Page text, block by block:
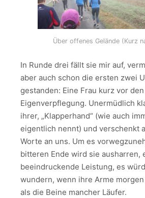
Über offenes Gelände (Kurz
In Runde drei fällt sie mir auf,
aber auch schon die ersten zwei
gestanden: Eine Frau kurz vor
Eigenverpflegung. Unermüdlich
ihrer, „Klapperhand“ (wie auch
eigentlich nennt) und verschenkt
Worte an uns. Um es
bitteren Ende wird sie ausharren,
beeindruckende Leistung, es
wundern, wenn ihre Arme
als die Beine mancher Läufer.